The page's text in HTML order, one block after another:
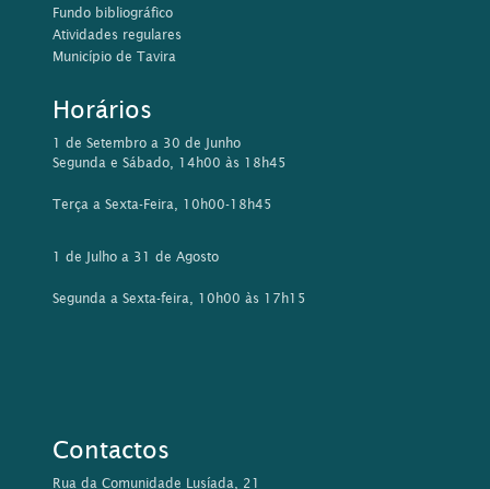
Fundo bibliográfico
Atividades regulares
Município de Tavira
Horários
1 de Setembro a 30 de Junho
Segunda e Sábado, 14h00 às 18h45
Terça a Sexta-Feira, 10h00-18h45
1 de Julho a 31 de Agosto
Segunda a Sexta-feira, 10h00 às 17h15
Contactos
Rua da Comunidade Lusíada, 21